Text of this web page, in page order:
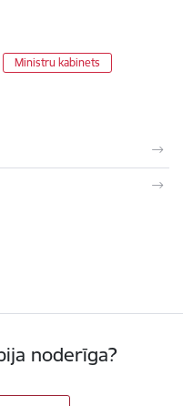
Ministru kabinets
noderīga?